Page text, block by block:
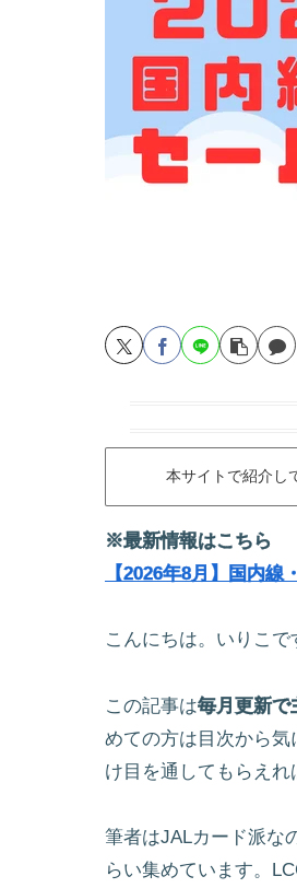
本サイトで紹介し
※最新情報はこちら
【2026年8月】国内
こんにちは。いりこで
この記事は毎月更新で
めての方は目次から
け目を通してもらえれ
筆者はJALカード派な
らい集めています。